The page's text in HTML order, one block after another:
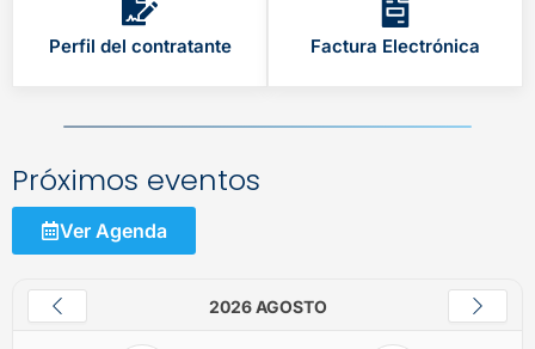
Perfil del contratante Factura Electrónica
Próximos eventos
Ver Agenda
2026 AGOSTO